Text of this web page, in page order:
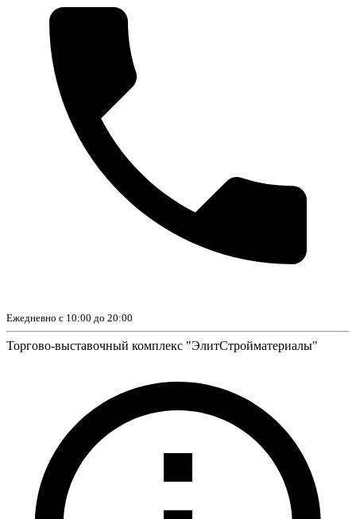
Ежедневно с 10:00 до 20:00
Торгово-выставочный комплекс "ЭлитСтройматериалы"